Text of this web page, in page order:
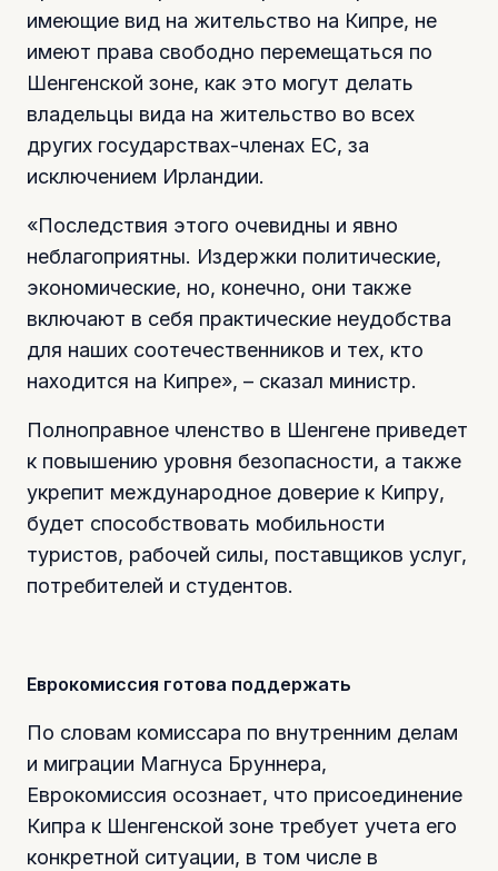
имеющие вид на жительство на Кипре, не
имеют права свободно перемещаться по
Шенгенской зоне, как это могут делать
владельцы вида на жительство во всех
других государствах-членах ЕС, за
исключением Ирландии.
«Последствия этого очевидны и явно
неблагоприятны. Издержки политические,
экономические, но, конечно, они также
включают в себя практические неудобства
для наших соотечественников и тех, кто
находится на Кипре», – сказал министр.
Полноправное членство в Шенгене приведет
к повышению уровня безопасности, а также
укрепит международное доверие к Кипру,
будет способствовать мобильности
туристов, рабочей силы, поставщиков услуг,
потребителей и студентов.
Еврокомиссия готова поддержать
По словам комиссара по внутренним делам
и миграции Магнуса Бруннера,
Еврокомиссия осознает, что присоединение
Кипра к Шенгенской зоне требует учета его
конкретной ситуации, в том числе в